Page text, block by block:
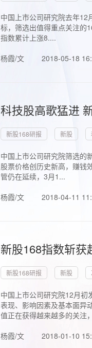
中国上市公司研究院去年
标，筛选出值得重点关注的
指数累计上涨8....
杨霞/文
2018-05-18
科技股高歌猛进
新股168研报 新股
中国上市公司研究院筛选的
股票价格创历史新高，赚钱
管仍在延续，3月1...
杨霞/文
2018-04-11
新股168指数斩
新股168研报 新股
中国上市公司研究院12月初
表现、影响因素及基本面异
值正在获得越来越多的关注
杨霞/文
2018-01-10